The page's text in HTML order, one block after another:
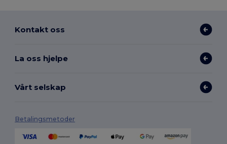
Kontakt oss
La oss hjelpe
Vårt selskap
Betalingsmetoder